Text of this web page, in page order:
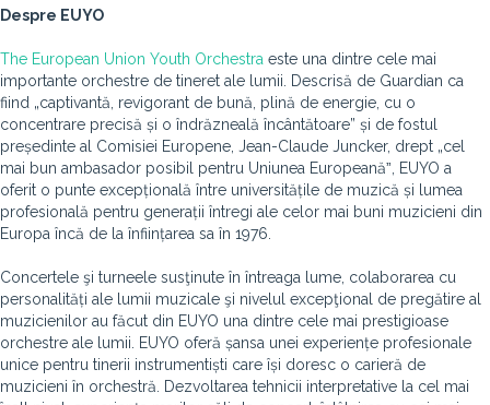
Despre EUYO
The European Union Youth Orchestra este una dintre cele mai
importante orchestre de tineret ale lumii. Descrisă de Guardian ca
fiind „captivantă, revigorant de bună, plină de energie, cu o
concentrare precisă și o îndrăzneală încântătoare” și de fostul
președinte al Comisiei Europene, Jean-Claude Juncker, drept „cel
mai bun ambasador posibil pentru Uniunea Europeanăˮ, EUYO a
oferit o punte excepțională între universitățile de muzică și lumea
profesională pentru generații întregi ale celor mai buni muzicieni din
Europa încă de la înființarea sa în 1976.
Concertele şi turneele susţinute în întreaga lume, colaborarea cu
personalități ale lumii muzicale şi nivelul excepţional de pregătire al
muzicienilor au făcut din EUYO una dintre cele mai prestigioase
orchestre ale lumii. EUYO oferă șansa unei experiențe profesionale
unice pentru tinerii instrumentiști care își doresc o carieră de
muzicieni în orchestră. Dezvoltarea tehnicii interpretative la cel mai